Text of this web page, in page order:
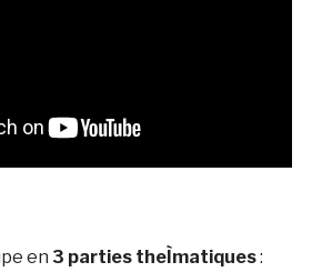
en 3 parties theÌmatiques: